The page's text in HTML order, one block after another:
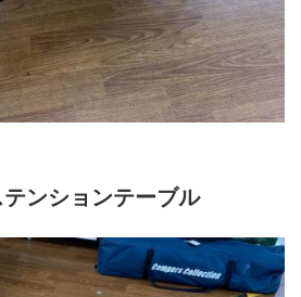
ンションテーブル